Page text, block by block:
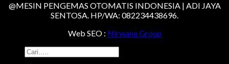
@MESIN PENGEMAS OTOMATIS INDONESIA | ADI JAYA
SENTOSA. HP/WA: 082234438696.
Web SEO : Nirwana Group
Search
for: